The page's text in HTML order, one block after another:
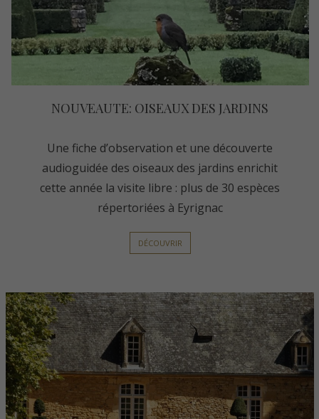
NOUVEAUTE: OISEAUX DES JARDINS
Une fiche d’observation et une découverte
audioguidée des oiseaux des jardins enrichit
cette année la visite libre : plus de 30 espèces
répertoriées à Eyrignac
DÉCOUVRIR